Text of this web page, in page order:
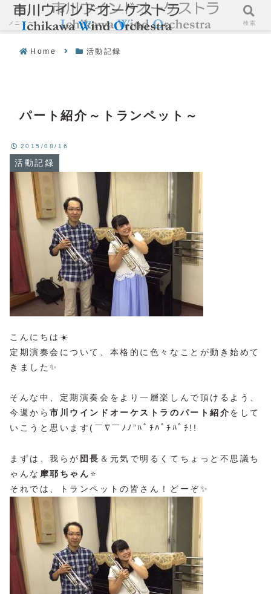
Home 活動記録
パート紹介～トランペット～
活動記録
2015/08/16
こんにちは☀️
定期演奏会について、本格的に色々なことが動き始めて
きました✨
そんな中、定期演奏会をより一層楽しんで頂けるよう、
今週から市川ウインドオーケストラのパート紹介をして
いこうと思います(￣∇￣ﾉﾉ”ﾊﾟﾁﾊﾟﾁﾊﾟﾁ!!
まずは、我らが 団長 ＆元気で明るくてちょっと不思議ち
ゃんな 摩耶ちゃん ⭐️
それでは、トランペットの皆さん！どーぞ✨
メニュー 検索